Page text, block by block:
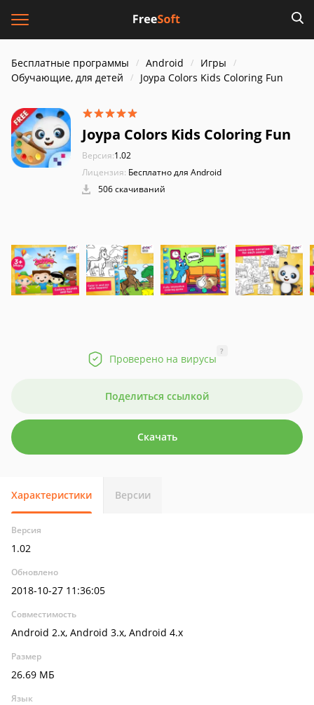
Бесплатные программы Android
Игры
Обучающие, для детей
Joypa Colors Kids Coloring Fun
Joypa Colors Kids Coloring Fun
Версия:1.02
Лицензия: Бесплатно для Android
506 скачиваний
Проверено на вирусы
?
Поделиться ссылкой
Скачать
Характеристики Версии
Версия
1.02
Обновлено
2018-10-27 11:36:05
Совместимость
Android 2.x, Android 3.x, Android 4.x
Размер
26.69 МБ
Язык